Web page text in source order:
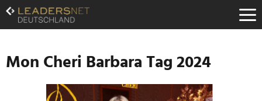
Zum
Inhalt
Zur
Navigation
Zur
Hauptnavigation
Mon Cheri Barbara Tag 2024